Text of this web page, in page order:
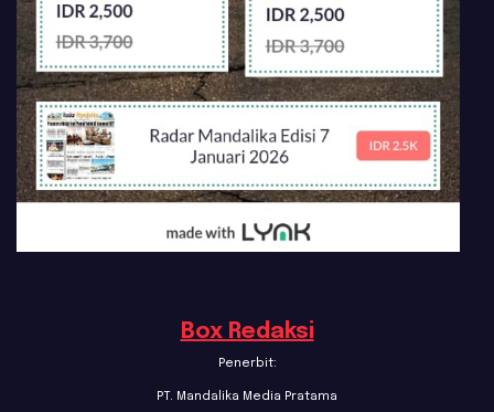
Box Redaksi
Penerbit:
PT. Mandalika Media Pratama